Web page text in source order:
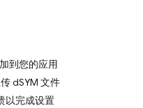
到您的应用
dSYM 文件
以完成设置